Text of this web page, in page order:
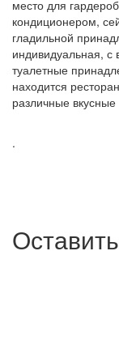
место для
кондиционером,
гладильной
индивидуальная,
туалетные
находится
различные
.